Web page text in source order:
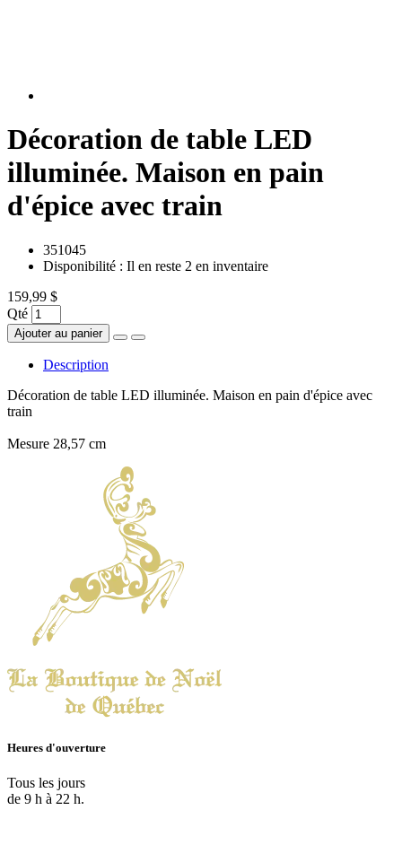
Décoration de table LED
illuminée. Maison en pain
d'épice avec train
351045
Disponibilité : Il en reste 2 en inventaire
159,99 $
Qté
Ajouter au panier
Description
Décoration de table LED illuminée. Maison en pain d'épice avec
train
Mesure 28,57 cm
Heures d'ouverture
Tous les jours
de 9 h à 22 h.